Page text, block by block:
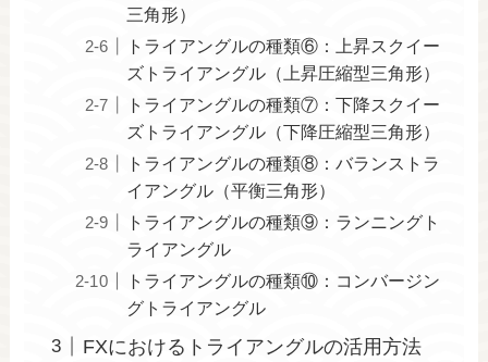
三角形）
トライアングルの種類⑥：上昇スクイー
ズトライアングル（上昇圧縮型三角形）
トライアングルの種類⑦：下降スクイー
ズトライアングル（下降圧縮型三角形）
トライアングルの種類⑧：バランストラ
イアングル（平衡三角形）
トライアングルの種類⑨：ランニングト
ライアングル
トライアングルの種類⑩：コンバージン
グトライアングル
FXにおけるトライアングルの活用方法